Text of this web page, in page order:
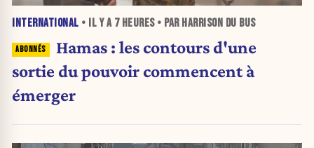
INTERNATIONAL • IL Y A 7 HEURES• PAR HARRISON DU BUS
Hamas : les contours d'une
sortie du pouvoir commencent à
émerger